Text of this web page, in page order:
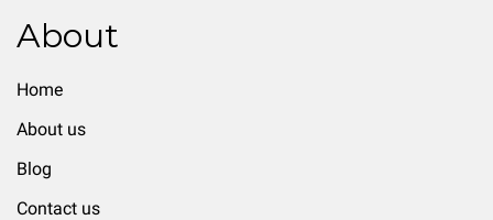
About
Home
About us
Blog
Contact us